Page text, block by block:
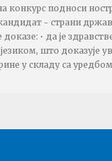
конкурс подноси
- страни
• да је
што доказује
у складу са